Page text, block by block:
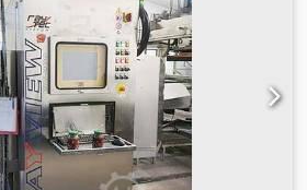
Atex - Pyroban !!!! Gasgruppe = IIIB
ZONE 22) Temperaturklasse = T4